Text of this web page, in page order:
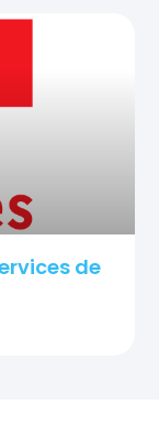
de